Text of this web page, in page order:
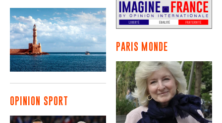
OPINION SPORT
PARIS MONDE